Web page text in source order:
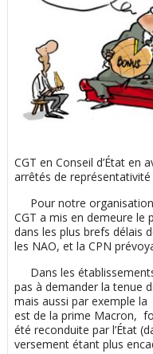
CGT en Conseil d’État en
arrêtés de représentativité
Pour notre
CGT a mis en demeure le
dans les plus brefs délais
les NAO, et la CPN
Dans les
pas à demander la tenue
mais aussi par exemple
est de la prime Macron,
été reconduite par l’État
versement étant plus